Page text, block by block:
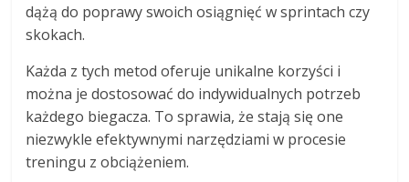
dążą do poprawy swoich osiągnięć w sprintach czy
skokach.
Każda z tych metod oferuje unikalne korzyści i
można je dostosować do indywidualnych potrzeb
każdego biegacza. To sprawia, że stają się one
niezwykle efektywnymi narzędziami w procesie
treningu z obciążeniem.